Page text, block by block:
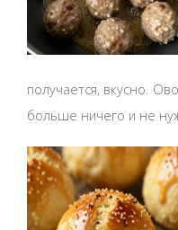
получается, вкусно.
больше ничего и не